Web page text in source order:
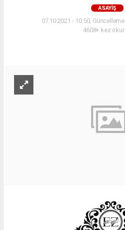
ASAYIŞ
07.10.2021 - 10:50,
4608+ kez